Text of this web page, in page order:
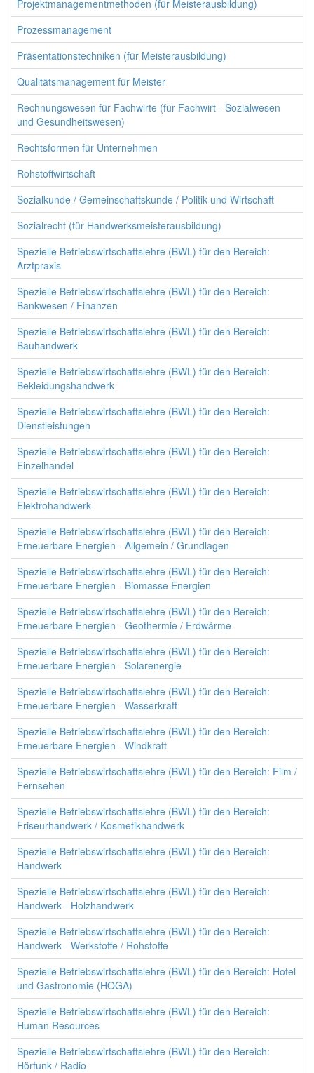
Projektmanagementmethoden (für Meisterausbildung)
Prozessmanagement
Präsentationstechniken (für Meisterausbildung)
Qualitätsmanagement für Meister
Rechnungswesen für Fachwirte (für Fachwirt - Sozialwesen
und Gesundheitswesen)
Rechtsformen für Unternehmen
Rohstoffwirtschaft
Sozialkunde / Gemeinschaftskunde / Politik und Wirtschaft
Sozialrecht (für Handwerksmeisterausbildung)
Spezielle Betriebswirtschaftslehre (BWL) für den Bereich:
Arztpraxis
Spezielle Betriebswirtschaftslehre (BWL) für den Bereich:
Bankwesen / Finanzen
Spezielle Betriebswirtschaftslehre (BWL) für den Bereich:
Bauhandwerk
Spezielle Betriebswirtschaftslehre (BWL) für den Bereich:
Bekleidungshandwerk
Spezielle Betriebswirtschaftslehre (BWL) für den Bereich:
Dienstleistungen
Spezielle Betriebswirtschaftslehre (BWL) für den Bereich:
Einzelhandel
Spezielle Betriebswirtschaftslehre (BWL) für den Bereich:
Elektrohandwerk
Spezielle Betriebswirtschaftslehre (BWL) für den Bereich:
Erneuerbare Energien - Allgemein / Grundlagen
Spezielle Betriebswirtschaftslehre (BWL) für den Bereich:
Erneuerbare Energien - Biomasse Energien
Spezielle Betriebswirtschaftslehre (BWL) für den Bereich:
Erneuerbare Energien - Geothermie / Erdwärme
Spezielle Betriebswirtschaftslehre (BWL) für den Bereich:
Erneuerbare Energien - Solarenergie
Spezielle Betriebswirtschaftslehre (BWL) für den Bereich:
Erneuerbare Energien - Wasserkraft
Spezielle Betriebswirtschaftslehre (BWL) für den Bereich:
Erneuerbare Energien - Windkraft
Spezielle Betriebswirtschaftslehre (BWL) für den Bereich: Film /
Fernsehen
Spezielle Betriebswirtschaftslehre (BWL) für den Bereich:
Friseurhandwerk / Kosmetikhandwerk
Spezielle Betriebswirtschaftslehre (BWL) für den Bereich:
Handwerk
Spezielle Betriebswirtschaftslehre (BWL) für den Bereich:
Handwerk - Holzhandwerk
Spezielle Betriebswirtschaftslehre (BWL) für den Bereich:
Handwerk - Werkstoffe / Rohstoffe
Spezielle Betriebswirtschaftslehre (BWL) für den Bereich: Hotel
und Gastronomie (HOGA)
Spezielle Betriebswirtschaftslehre (BWL) für den Bereich:
Human Resources
Spezielle Betriebswirtschaftslehre (BWL) für den Bereich:
Hörfunk / Radio